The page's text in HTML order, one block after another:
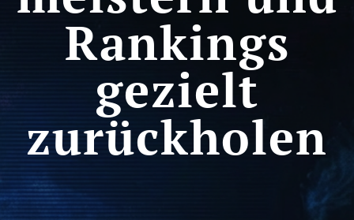
Rankings
gezielt
zurückholen